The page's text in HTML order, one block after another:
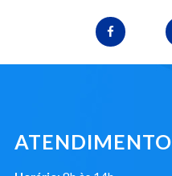
ATENDIMENTO